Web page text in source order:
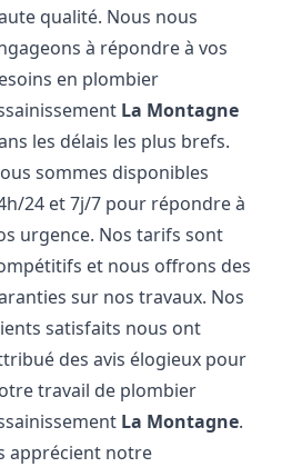
qualité. Nous nous
à répondre à vos
en plombier
La Montagne
les délais les plus brefs.
sommes disponibles
24 et 7j/7 pour répondre à
urgence. Nos tarifs sont
et nous offrons des
sur nos travaux. Nos
satisfaits nous ont
des avis élogieux pour
travail de plombier
La Montagne.
apprécient notre